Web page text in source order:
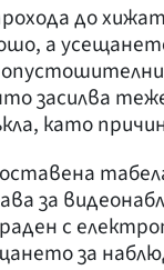
до
а
засилва
като
за
с
за